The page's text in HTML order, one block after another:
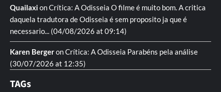
QuailaxionCrítica: A Odisseia O filme é muito bom. A critica
daquela tradutora de Odisseia é sem proposito ja que é
necessario... (04/08/2026 at 09:14)
Karen BergeronCrítica: A Odisseia Parabéns pela análise
(30/07/2026 at 12:35)
TAGs